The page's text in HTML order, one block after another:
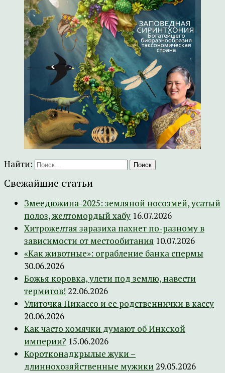
Найти:
Свежайшие статьи
Змеедюжина-2025: земляной носозмей, усатый
полоз, желтомордый хабу 16.07.2026
Хитрожелтая заразиха пахнет по-разному в
зависимости от местообитания 10.07.2026
«Как животные»: ограбление банка спермы
30.06.2026
Божья коровка, улети под землю, навести
термитов! 22.06.2026
Улиточка Пикассо и ее родственнички в кассу
20.06.2026
Как часто хомячки думают об Инкской
империи? 15.06.2026
Коротконадкрылые жуки –
длиннохозяйственные мужики 29.05.2026